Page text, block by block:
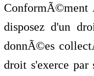
ConformÃ©ment
disposez d'un
donnÃ©es
droit s'exerce